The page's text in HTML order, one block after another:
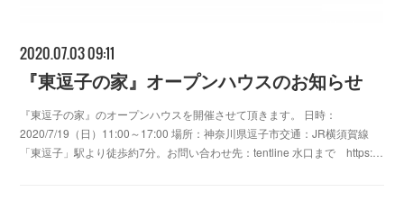
2020.07.03 09:11
『東逗子の家』オープンハウスのお知らせ
『東逗子の家』のオープンハウスを開催させて頂きます。 日時：
2020/7/19（日）11:00～17:00 場所：神奈川県逗子市交通：JR横須賀線
「東逗子」駅より徒歩約7分。お問い合わせ先：tentline 水口まで https:…